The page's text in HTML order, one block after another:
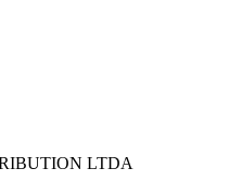
LTDA